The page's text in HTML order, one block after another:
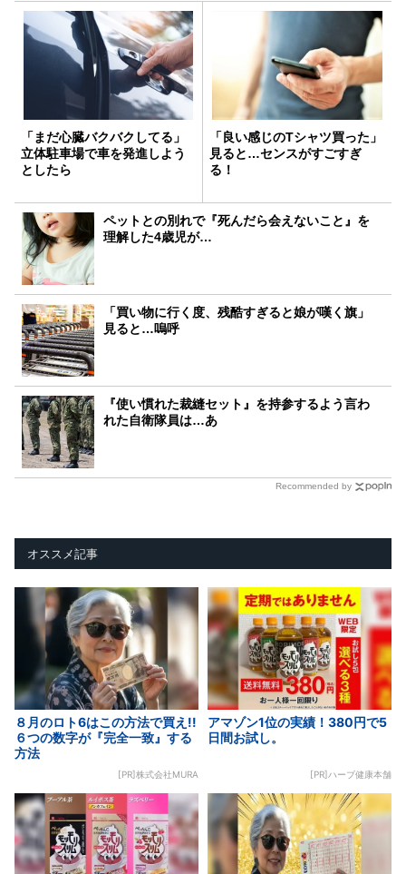
「まだ心臓バクバクしてる」
立体駐車場で車を発進しよう
としたら
「良い感じのTシャツ買った」
見ると…センスがすごすぎ
る！
ペットとの別れで『死んだら会えないこと』を
理解した4歳児が…
「買い物に行く度、残酷すぎると娘が嘆く旗」
見ると…嗚呼
『使い慣れた裁縫セット』を持参するよう言わ
れた自衛隊員は…あ
Recommended by
オススメ記事
８月のロト6はこの方法で買え!!
６つの数字が『完全一致』する
方法
[PR]株式会社MURA
アマゾン1位の実績！380円で5
日間お試し。
[PR]ハーブ健康本舗